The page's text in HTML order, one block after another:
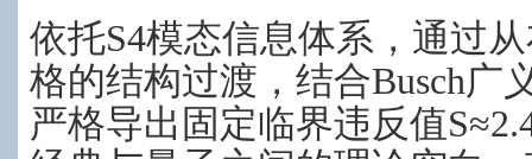
依托S4模态信息体系，通过
格的结构过渡，结合Busch广
严格导出固定临界违反值